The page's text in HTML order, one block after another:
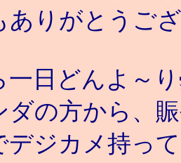
ありがとうご
一日どんよ～
ダの方から、
デジカメ持っ